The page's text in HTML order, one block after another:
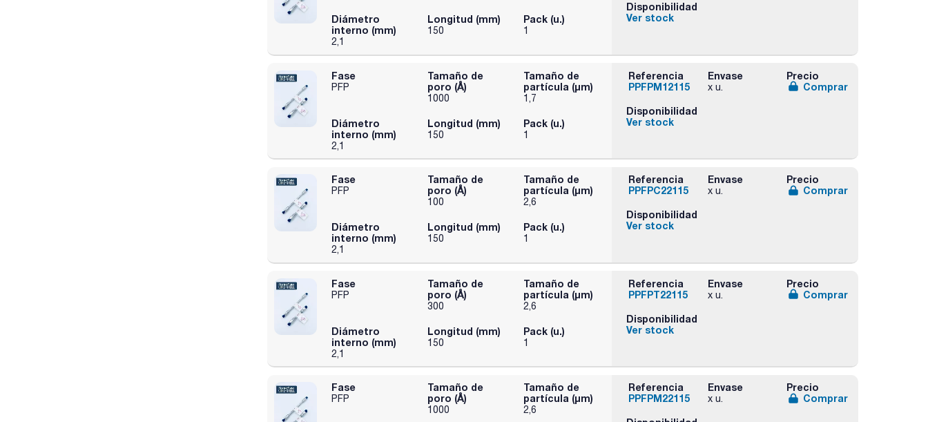
Diámetro
interno (mm)
2,1
Longitud (mm)
150
Pack (u.)
1
Disponibilidad
Ver stock
Fase
PFP
Tamaño de
poro (Å)
1000
Tamaño de
partícula (μm)
1,7
Diámetro
interno (mm)
2,1
Longitud (mm)
150
Pack (u.)
1
Referencia
PPFPM12115
Envase
x u.
Precio
Comprar
Disponibilidad
Ver stock
Fase
PFP
Tamaño de
poro (Å)
100
Tamaño de
partícula (μm)
2,6
Diámetro
interno (mm)
2,1
Longitud (mm)
150
Pack (u.)
1
Referencia
PPFPC22115
Envase
x u.
Precio
Comprar
Disponibilidad
Ver stock
Fase
PFP
Tamaño de
poro (Å)
300
Tamaño de
partícula (μm)
2,6
Diámetro
interno (mm)
2,1
Longitud (mm)
150
Pack (u.)
1
Referencia
PPFPT22115
Envase
x u.
Precio
Comprar
Disponibilidad
Ver stock
Fase
PFP
Tamaño de
poro (Å)
1000
Tamaño de
partícula (μm)
2,6
Referencia
PPFPM22115
Envase
x u.
Precio
Comprar